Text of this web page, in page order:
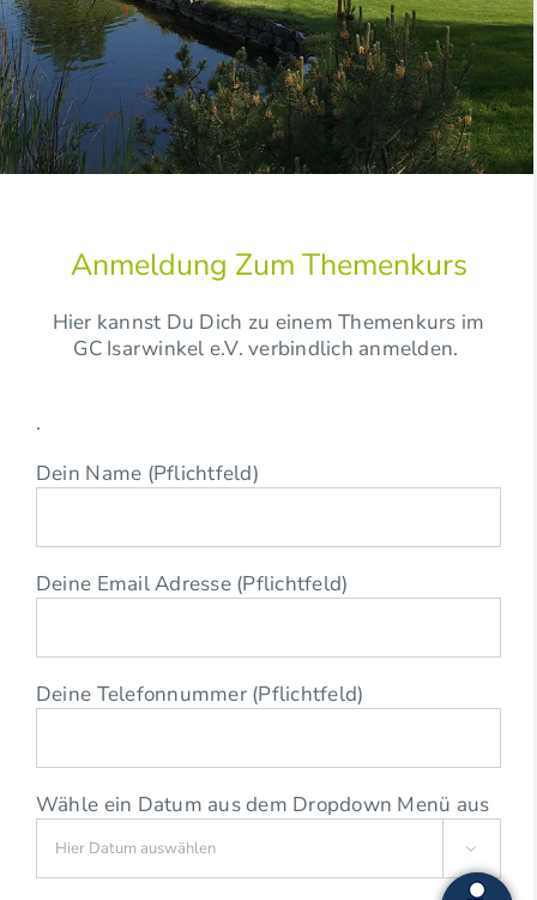
Anmeldung Zum Themenkurs
Hier kannst Du Dich zu einem Themenkurs im
GC Isarwinkel e.V. verbindlich anmelden.
.
Dein Name (Pflichtfeld)
Deine Email Adresse (Pflichtfeld)
Deine Telefonnummer (Pflichtfeld)
Wähle ein Datum aus dem Dropdown Menü aus
